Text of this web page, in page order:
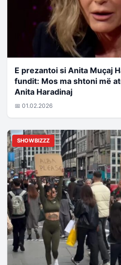
E prezantoi si Anita Muçaj
fundit: Mos ma shtoni më
Anita Haradinaj
📅 01.02.2026
SHOWBIZZZ